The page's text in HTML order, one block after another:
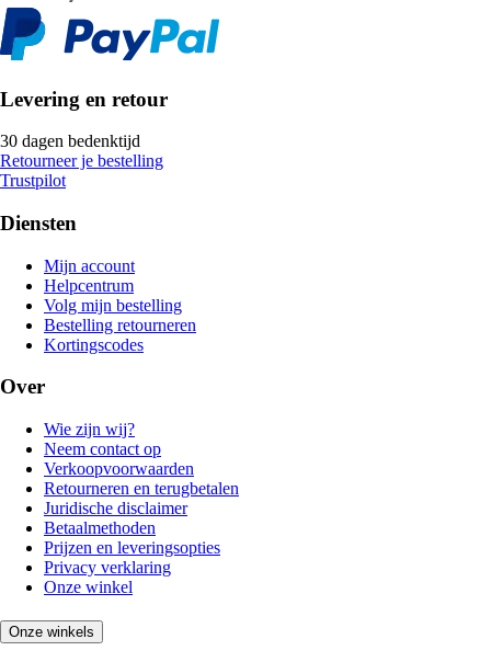
Levering en retour
30 dagen bedenktijd
Retourneer je bestelling
Trustpilot
Diensten
Mijn account
Helpcentrum
Volg mijn bestelling
Bestelling retourneren
Kortingscodes
Over
Wie zijn wij?
Neem contact op
Verkoopvoorwaarden
Retourneren en terugbetalen
Juridische disclaimer
Betaalmethoden
Prijzen en leveringsopties
Privacy verklaring
Onze winkel
Onze winkels